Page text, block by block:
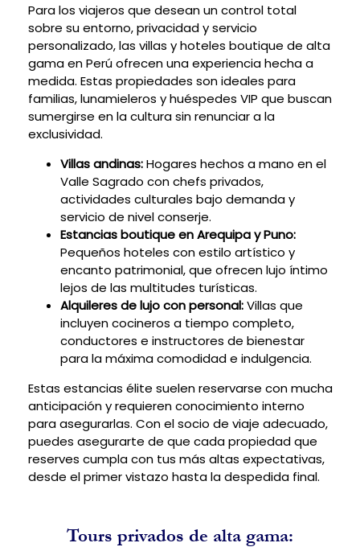
Para los viajeros que desean un control total
sobre su entorno, privacidad y servicio
personalizado, las villas y hoteles boutique de alta
gama en Perú ofrecen una experiencia hecha a
medida. Estas propiedades son ideales para
familias, lunamieleros y huéspedes VIP que buscan
sumergirse en la cultura sin renunciar a la
exclusividad.
Villas andinas:Hogares hechos a mano en el
Valle Sagrado con chefs privados,
actividades culturales bajo demanda y
servicio de nivel conserje.
Estancias boutique en Arequipa y Puno:
Pequeños hoteles con estilo artístico y
encanto patrimonial, que ofrecen lujo íntimo
lejos de las multitudes turísticas.
Alquileres de lujo con personal:Villas que
incluyen cocineros a tiempo completo,
conductores e instructores de bienestar
para la máxima comodidad e indulgencia.
Estas estancias élite suelen reservarse con mucha
anticipación y requieren conocimiento interno
para asegurarlas. Con el socio de viaje adecuado,
puedes asegurarte de que cada propiedad que
reserves cumpla con tus más altas expectativas,
desde el primer vistazo hasta la despedida final.
Tours privados de alta gama: